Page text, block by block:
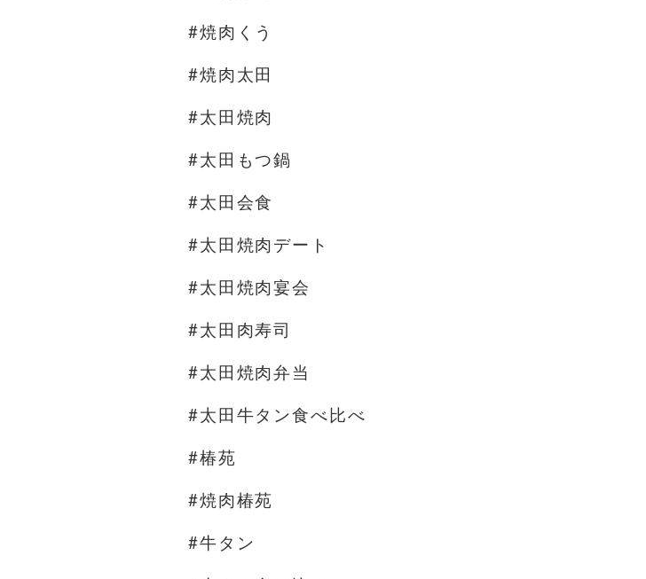
#焼肉くう
#焼肉太田
#太田焼肉
#太田もつ鍋
#太田会食
#太田焼肉デート
#太田焼肉宴会
#太田肉寿司
#太田焼肉弁当
#太田牛タン食べ比べ
#椿苑
#焼肉椿苑
#牛タン